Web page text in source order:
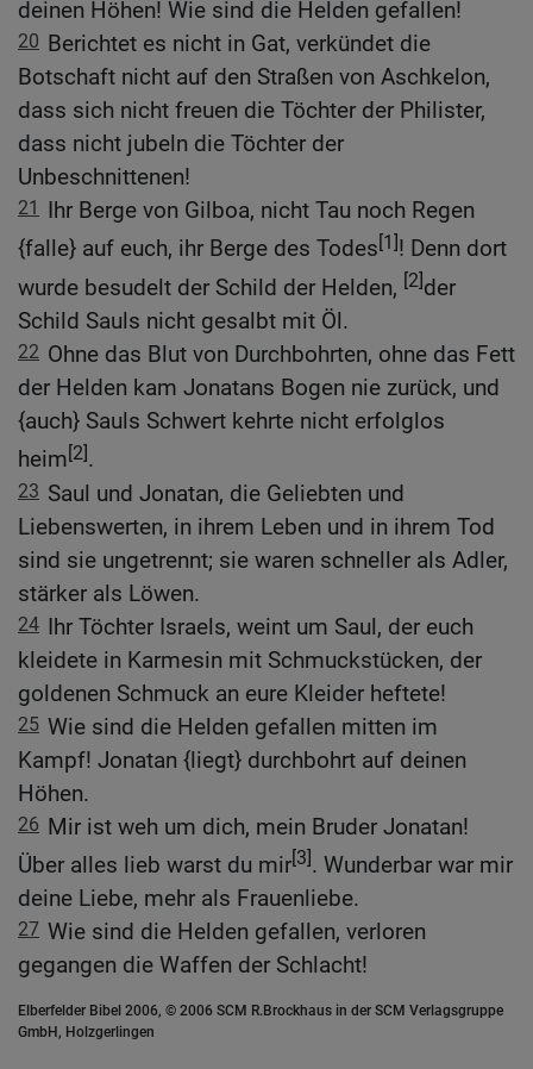
deinen Höhen! Wie sind die Helden gefallen!
20 Berichtet es nicht in Gat, verkündet die
Botschaft nicht auf den Straßen von Aschkelon,
dass sich nicht freuen die Töchter der Philister,
dass nicht jubeln die Töchter der
Unbeschnittenen!
21
Ihr Berge von Gilboa, nicht Tau noch Regen
{falle} auf euch, ihr Berge des Todes[1]! Denn dort
wurde besudelt der Schild der Helden, [2]der
Schild Sauls nicht gesalbt mit Öl.
22 Ohne das Blut von Durchbohrten, ohne das Fett
der Helden kam Jonatans Bogen nie zurück, und
{auch} Sauls Schwert kehrte nicht erfolglos
heim[2].
23 Saul und Jonatan, die Geliebten und
Liebenswerten, in ihrem Leben und in ihrem Tod
sind sie ungetrennt; sie waren schneller als Adler,
stärker als Löwen.
24 Ihr Töchter Israels, weint um Saul, der euch
kleidete in Karmesin mit Schmuckstücken, der
goldenen Schmuck an eure Kleider heftete!
25 Wie sind die Helden gefallen mitten im
Kampf! Jonatan {liegt} durchbohrt auf deinen
Höhen.
26 Mir ist weh um dich, mein Bruder Jonatan!
Über alles lieb warst du mir[3]. Wunderbar war mir
deine Liebe, mehr als Frauenliebe.
27 Wie sind die Helden gefallen, verloren
gegangen die Waffen der Schlacht!
Elberfelder Bibel 2006, © 2006 SCM R.Brockhaus in der SCM Verlagsgruppe
GmbH, Holzgerlingen